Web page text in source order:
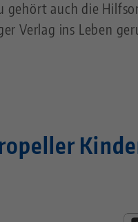
auch die
Verlag ins Leben